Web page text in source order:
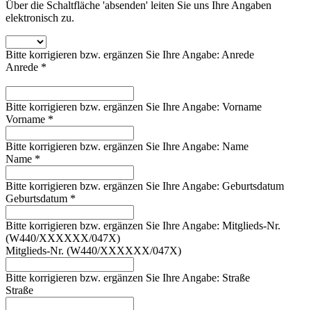
Über die Schaltfläche 'absenden' leiten Sie uns Ihre Angaben
elektronisch zu.
Bitte korrigieren bzw. ergänzen Sie Ihre Angabe: Anrede
Anrede *
Bitte korrigieren bzw. ergänzen Sie Ihre Angabe: Vorname
Vorname *
Bitte korrigieren bzw. ergänzen Sie Ihre Angabe: Name
Name *
Bitte korrigieren bzw. ergänzen Sie Ihre Angabe: Geburtsdatum
Geburtsdatum *
Bitte korrigieren bzw. ergänzen Sie Ihre Angabe: Mitglieds-Nr.
(W440/XXXXXX/047X)
Mitglieds-Nr. (W440/XXXXXX/047X)
Bitte korrigieren bzw. ergänzen Sie Ihre Angabe: Straße
Straße